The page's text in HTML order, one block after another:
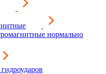
нормально